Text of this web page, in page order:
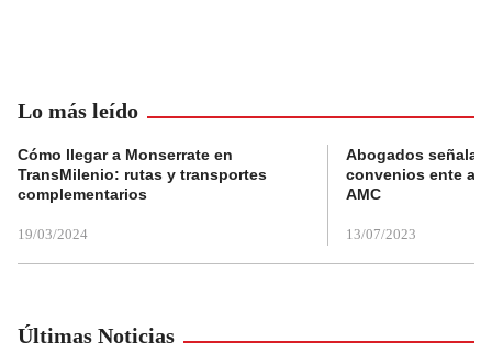
Lo más leído
Cómo llegar a Monserrate en
TransMilenio: rutas y transportes
complementarios
19/03/2024
Abogados
convenios ente
AMC
13/07/2023
Últimas Noticias